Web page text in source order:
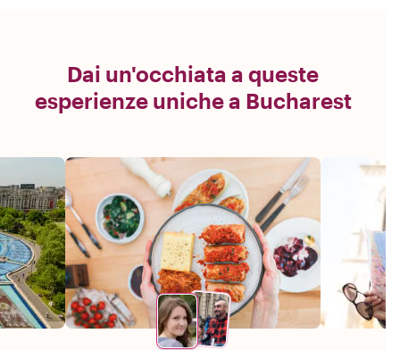
Dai un'occhiata a queste
esperienze uniche a Bucharest